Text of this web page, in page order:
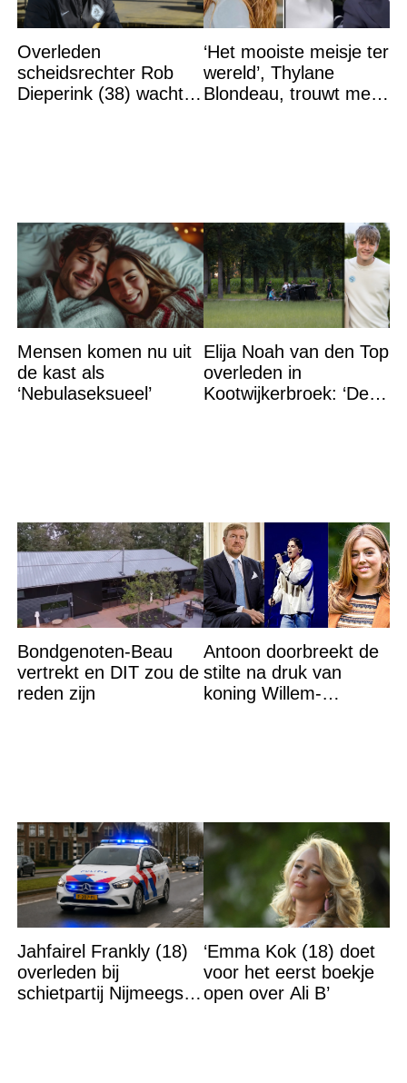
Overleden
scheidsrechter Rob
Dieperink (38) wachtte
‘Het mooiste meisje ter
wereld’, Thylane
Blondeau, trouwt met
Mensen komen nu uit
de kast als
‘Nebulaseksueel’
Elija Noah van den Top
overleden in
Kootwijkerbroek: ‘De
Bondgenoten-Beau
vertrekt en DIT zou de
reden zijn
Antoon doorbreekt de
stilte na druk van
koning Willem-
Jahfairel Frankly (18)
overleden bij
schietpartij Nijmeegse
‘Emma Kok (18) doet
voor het eerst boekje
open over Ali B’